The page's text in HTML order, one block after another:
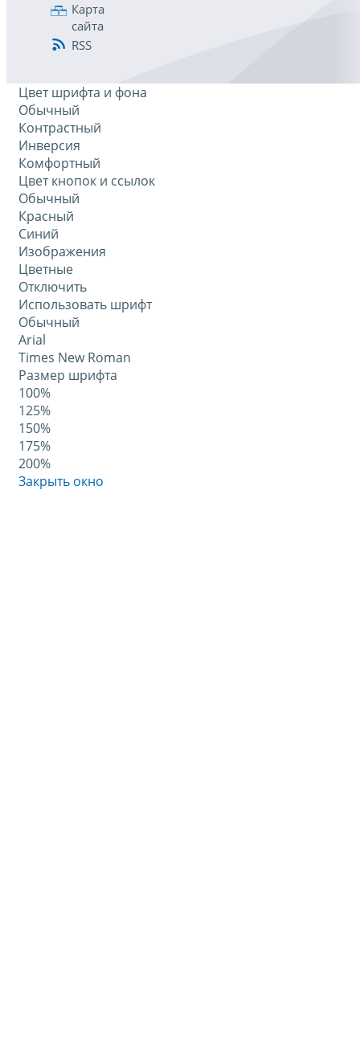
Карта
сайта
RSS
Цвет шрифта и фона
Обычный
Контрастный
Инверсия
Комфортный
Цвет кнопок и ссылок
Обычный
Красный
Синий
Изображения
Цветные
Отключить
Использовать шрифт
Обычный
Arial
Times New Roman
Размер шрифта
100%
125%
150%
175%
200%
Закрыть окно